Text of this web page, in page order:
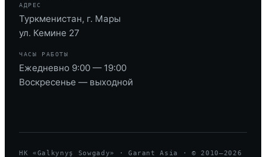
АДРЕС
Туркменистан, г. Мары
ул. Кемине 27
ЧАСЫ РАБОТЫ
Ежедневно 9:00 — 19:00
Воскресенье — выходной
HK «Galkynyş Sowgady» · Garant Asia · © 2010—2026